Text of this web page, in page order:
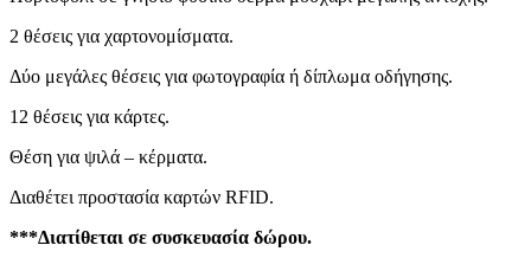
2 θέσεις για χαρτονομίσματα.
Δύο μεγάλες θέσεις για φωτογραφία ή δίπλωμα οδήγησης.
12 θέσεις για κάρτες.
Θέση για ψιλά – κέρματα.
Διαθέτει προστασία καρτών RFID.
***Διατίθεται σε συσκευασία δώρου.